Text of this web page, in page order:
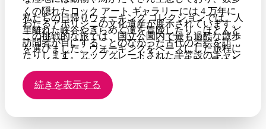
くの隠れたロック アート ギャラリーには 4 万年に
わたるアボリジニの文化遺産が展示されています。
この挑戦的な旅では、国立公園内で最も過酷な散歩
を選びました。ウォーキングをベースにした旅程に
は、イエロー ウォーターズ (イリエワニのお気に入
りの生息地) でのクルーズが含まれており、カカド
ゥで有名な絵のように美しい滝を鑑賞できます。
私たちの日帰りウォーキング コレクションでは、人
里離れた峡谷やきらめく滝を冒険したり、ほとんど
訪問者が目にすることのなかった古代の岩絵を訪れ
たりします。アップグレードされた半常設のキャン
ラックスできます。すべての荷物とキャンプ用品は
当社のプロのサポート クルーによって輸送され、お
旅行者との友情を楽しみ、目標の達成に集中するこ
続きを表示する